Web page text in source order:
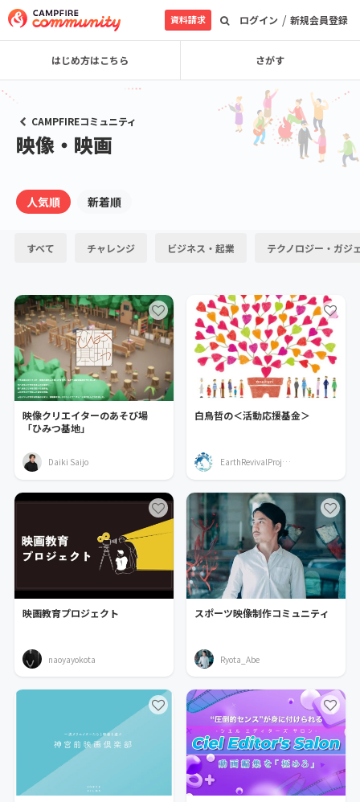
ログイン / 新規会員登録
資料請求
はじめ方はこちら さがす
CAMPFIREコミュニティ
映像・映画
人気順 新着順
すべて チャレンジ ビジネス・起業 テクノロジー・ガジ
映像クリエイターのあそび場
「ひみつ基地」
Daiki Saijo
白鳥哲の＜活動応援基金＞
EarthRevivalProject
映画教育プロジェクト
naoyayokota
スポーツ映像制作コミュニティ
Ryota_Abe